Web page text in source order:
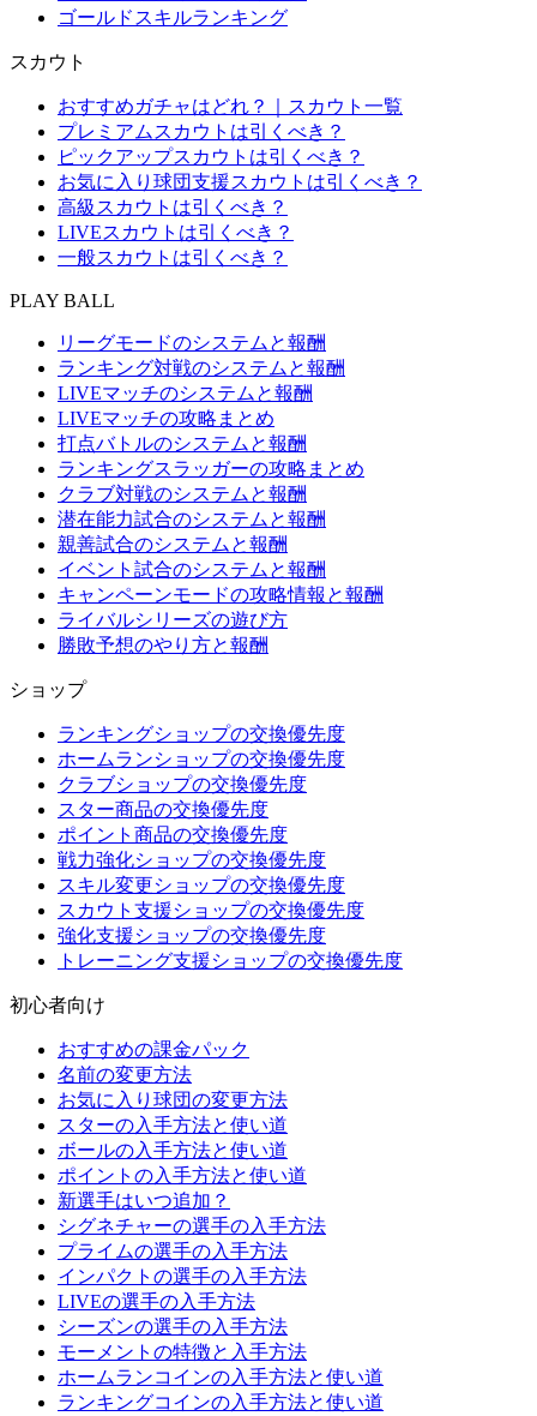
ゴールドスキルランキング
スカウト
おすすめガチャはどれ？｜スカウト一覧
プレミアムスカウトは引くべき？
ピックアップスカウトは引くべき？
お気に入り球団支援スカウトは引くべき？
高級スカウトは引くべき？
LIVEスカウトは引くべき？
一般スカウトは引くべき？
PLAY BALL
リーグモードのシステムと報酬
ランキング対戦のシステムと報酬
LIVEマッチのシステムと報酬
LIVEマッチの攻略まとめ
打点バトルのシステムと報酬
ランキングスラッガーの攻略まとめ
クラブ対戦のシステムと報酬
潜在能力試合のシステムと報酬
親善試合のシステムと報酬
イベント試合のシステムと報酬
キャンペーンモードの攻略情報と報酬
ライバルシリーズの遊び方
勝敗予想のやり方と報酬
ショップ
ランキングショップの交換優先度
ホームランショップの交換優先度
クラブショップの交換優先度
スター商品の交換優先度
ポイント商品の交換優先度
戦力強化ショップの交換優先度
スキル変更ショップの交換優先度
スカウト支援ショップの交換優先度
強化支援ショップの交換優先度
トレーニング支援ショップの交換優先度
初心者向け
おすすめの課金パック
名前の変更方法
お気に入り球団の変更方法
スターの入手方法と使い道
ボールの入手方法と使い道
ポイントの入手方法と使い道
新選手はいつ追加？
シグネチャーの選手の入手方法
プライムの選手の入手方法
インパクトの選手の入手方法
LIVEの選手の入手方法
シーズンの選手の入手方法
モーメントの特徴と入手方法
ホームランコインの入手方法と使い道
ランキングコインの入手方法と使い道